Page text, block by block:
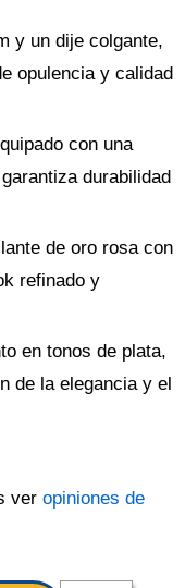
y un dije colgante,
opulencia y calidad
con una
durabilidad
de oro rosa con
refinado y
en tonos de plata,
de la elegancia y el
ver opiniones de